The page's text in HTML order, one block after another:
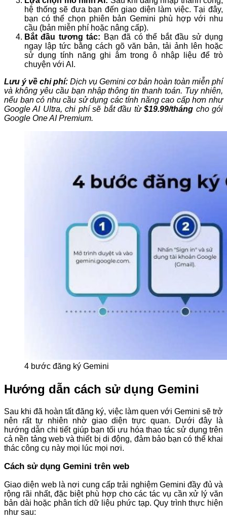
hệ thống sẽ đưa bạn đến giao diện làm việc. Tại đây,
bạn có thể chọn phiên bản Gemini phù hợp với nhu
cầu (bản miễn phí hoặc nâng cấp).
Bắt đầu tương tác: Bạn đã có thể bắt đầu sử dụng
ngay lập tức bằng cách gõ văn bản, tải ảnh lên hoặc
sử dụng tính năng ghi âm trong ô nhập liệu để trò
chuyện với AI.
Lưu ý về chi phí: Dịch vụ Gemini cơ bản hoàn toàn miễn phí
và không yêu cầu bạn nhập thông tin thanh toán. Tuy nhiên,
nếu bạn có nhu cầu sử dụng các tính năng cao cấp hơn như
Google AI Ultra, chi phí sẽ bắt đầu từ$19.99/tháng cho gói
Google One AI Premium.
4 bước đăng ký Gemini
Hướng dẫn cách sử dụng Gemini
Sau khi đã hoàn tất đăng ký, việc làm quen với Gemini sẽ trở
nên rất tự nhiên nhờ giao diện trực quan. Dưới đây là
hướng dẫn chi tiết giúp bạn tối ưu hóa thao tác sử dụng trên
cả nền tảng web và thiết bị di động, đảm bảo bạn có thể khai
thác công cụ này mọi lúc mọi nơi.
Cách sử dụng Gemini trên web
Giao diện web là nơi cung cấp trải nghiệm Gemini đầy đủ và
rộng rãi nhất, đặc biệt phù hợp cho các tác vụ cần xử lý văn
bản dài hoặc phân tích dữ liệu phức tạp. Quy trình thực hiện
như sau: